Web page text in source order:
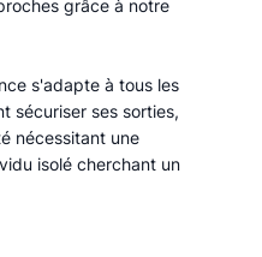
grâce à notre
s'adapte à tous les
sécuriser ses sorties,
nécessitant une
isolé cherchant un